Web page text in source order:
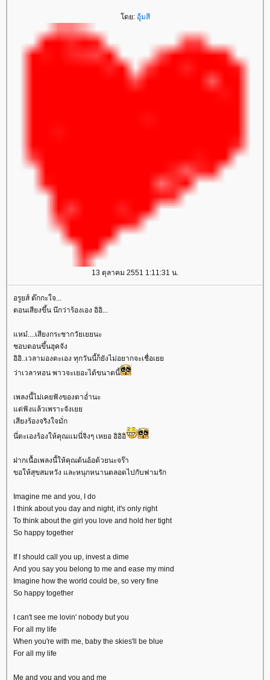
ดย: อุ้มสี
13 ตุลาคม 2551 1:11:31 น.
อรูยส์ ต๊กกะใจ...
ตอนเสียงขึ้น นึกว่าร้องเอง อิอิ...
หม๋....เสียงกระชากวัยเยยนะ
ชอบตอนขึ้นฮุคจัง
อิอิ..เวลามองตะเอง ทุกวันนี้ก็ยังไม่อยากจะเชื่อเ
ว่าเวลาหอน พาวจะเยอะได้ขนาดนี้
เพลงนี้ไม่เคยฟังของตาอ่ำนะ
ต่ฟังแล้วเพราะจังเ
เสียงร้องจริงใจมั่ก
นี่ตะเองร้องให้คุณแมนี่จิงๆ เหยอ อิอิอิ
ฝากเนื้อเพลงนี้ให้คุณต้นอ้อด้วยนะจร๊า
ขอให้สุขสมหวัง และหนุกหนานตลอดไปกับฟามรัก
Imagine me and you, I do
I think about you day and night, it's only right
To think about the girl you love and hold her tight
So happy together
If I should call you up, invest a dime
And you say you belong to me and ease my mind
Imagine how the world could be, so very fine
So happy together
I can't see me lovin' nobody but you
For all my life
When you're with me, baby the skies'll be blue
For all my life
Me and you and you and me